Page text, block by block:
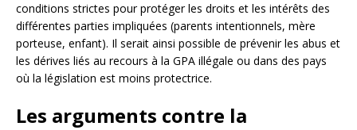
conditions strictes pour protéger les droits et les intérêts des
différentes parties impliquées (parents intentionnels, mère
porteuse, enfant). Il serait ainsi possible de prévenir les abus et
les dérives liés au recours à la GPA illégale ou dans des pays
où la législation est moins protectrice.
Les arguments contre la